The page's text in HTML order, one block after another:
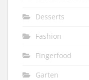
Desserts
Fashion
Fingerfood
Garten